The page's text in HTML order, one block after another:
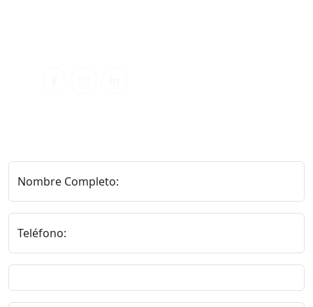
Nombre Completo:
Teléfono: